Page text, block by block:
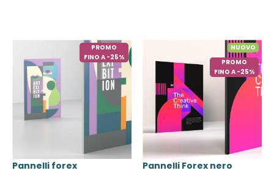
PROMO
FINO A -25%
Pannelli forex
NUOVO
PROMO
FINO A -25%
Pannelli Forex nero